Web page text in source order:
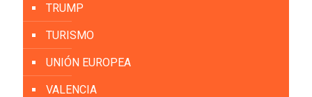
TRUMP
TURISMO
UNIÓN EUROPEA
VALENCIA